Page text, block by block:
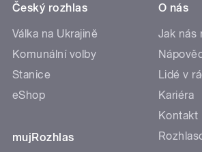
Český rozhlas
Válka na Ukrajině
Komunální volby
Stanice
eShop
mujRozhlas
O nás
Jak nás
Lidé v
Kariéra
Kontakt